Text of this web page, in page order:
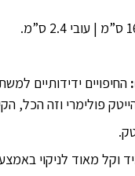
החיפויים ידידותיים
פולימרי וזה הכל,
וקל מאוד לניקוי